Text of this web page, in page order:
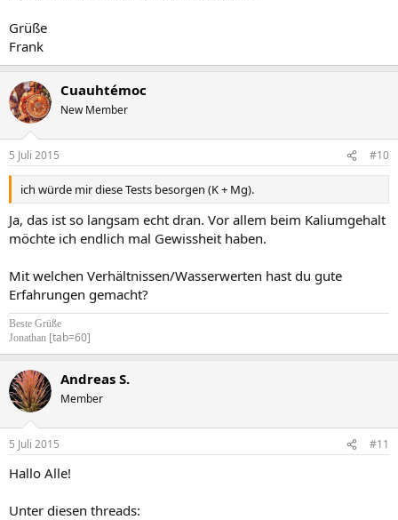
Grüße
Frank
Cuauhtémoc
New Member
5 Juli 2015 #10
ich würde mir diese Tests besorgen (K + Mg).
Ja, das ist so langsam echt dran. Vor allem beim Kaliumgehalt
möchte ich endlich mal Gewissheit haben.
Mit welchen Verhältnissen/Wasserwerten hast du gute
Erfahrungen gemacht?
Beste Grüße
Jonathan [tab=60]
Andreas S.
Member
5 Juli 2015 #11
Hallo Alle!
Unter diesen threads: